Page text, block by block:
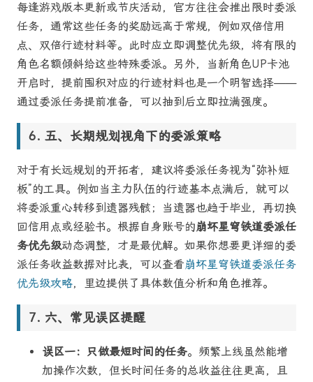
每逢游戏版本更新或节庆活动，官方往往会推出限时委派
任务，通常这些任务的奖励远高于常规，例如双倍信用
点、双倍行迹材料等。此时应立即调整优先级，将有限的
角色名额倾斜给这些特殊委派。另外，当新角色UP卡池
开启时，提前囤积对应的行迹材料也是一个明智选择——
通过委派任务提前准备，可以抽到后立即拉满强度。
五、长期规划视角下的委派策略
对于有长远规划的开拓者，建议将委派任务视为“弥补短
板”的工具。例如当主力队伍的行迹基本点满后，就可以
将委派重心转移到遗器残骸；当遗器也趋于毕业，再切换
回信用点或经验书。根据自身账号的崩坏星穹铁道委派任
务优先级动态调整，才是最优解。如果你想要更详细的委
派任务收益数据对比表，可以查看崩坏星穹铁道委派任务
优先级攻略，里边提供了具体数值分析和角色推荐。
六、常见误区提醒
误区一：只做最短时间的任务。频繁上线虽然能增
加操作次数，但长时间任务的总收益往往更高，且